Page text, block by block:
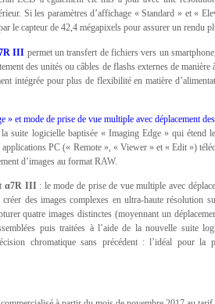
Si les paramètres d’affichage « Standard » et «
le capteur de 42,4 mégapixels pour assurer un rendu
III permet un transfert de fichiers vers un
des unités ou câbles de flashs externes de
intégrée pour plus de flexibilité en matière
et mode de prise de vue multiple avec déplacement
la suite logicielle baptisée « Imaging Edge » qui étend
PC (« Remote », « Viewer » et « Edit »)
d’images au format RAW.
α7R III : le mode de prise de vue multiple avec
des images complexes en ultra-haute résolution
quatre images distinctes (moyennant un
puis traitées à l’aide de la nouvelle suite
chromatique sans précédent : l’idéal pour la